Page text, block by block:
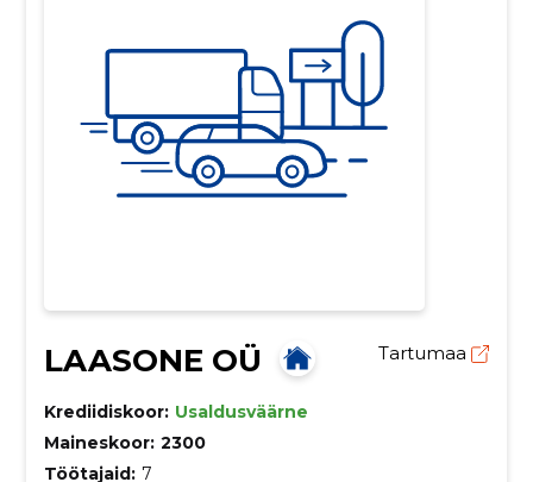
LAASONE OÜ Tartumaa
Krediidiskoor: Usaldusväärne
Maineskoor: 2300
Töötajaid: 7